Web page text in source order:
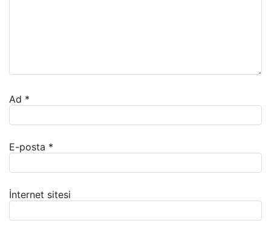
Ad *
E-posta *
İnternet sitesi